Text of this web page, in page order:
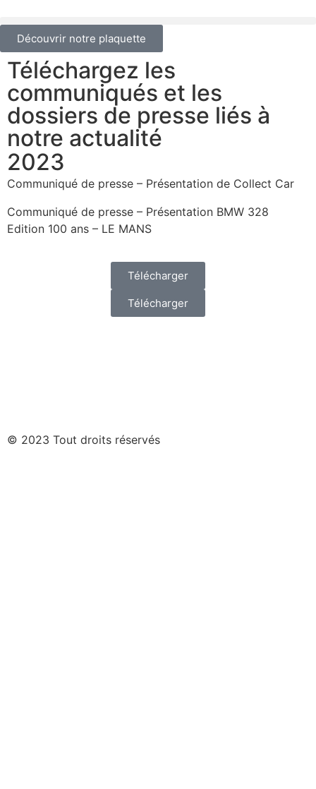
Découvrir notre plaquette
Téléchargez les
communiqués et les
dossiers de presse liés à
notre actualité
2023
Communiqué de presse – Présentation de Collect Car
Communiqué de presse – Présentation BMW 328
Edition 100 ans – LE MANS
Télécharger
Télécharger
© 2023 Tout droits réservés